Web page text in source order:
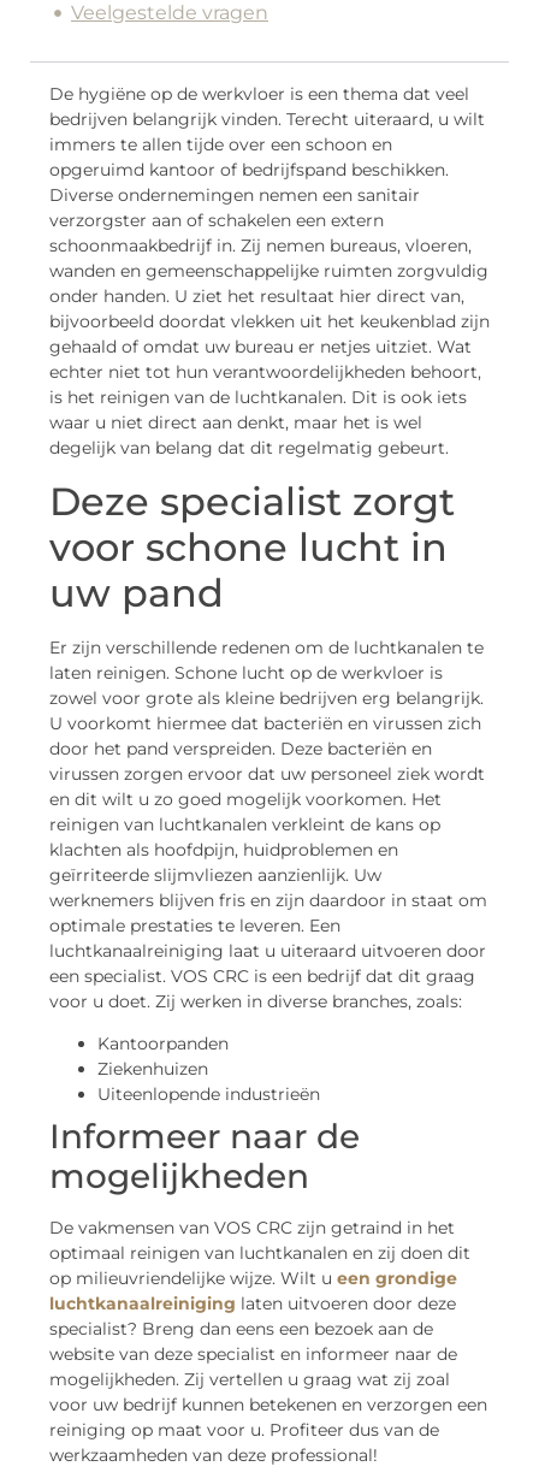
Veelgestelde vragen
De hygiëne op de werkvloer is een thema dat veel
bedrijven belangrijk vinden. Terecht uiteraard, u wilt
immers te allen tijde over een schoon en
opgeruimd kantoor of bedrijfspand beschikken.
Diverse ondernemingen nemen een sanitair
verzorgster aan of schakelen een extern
schoonmaakbedrijf in. Zij nemen bureaus, vloeren,
wanden en gemeenschappelijke ruimten zorgvuldig
onder handen. U ziet het resultaat hier direct van,
bijvoorbeeld doordat vlekken uit het keukenblad zijn
gehaald of omdat uw bureau er netjes uitziet. Wat
echter niet tot hun verantwoordelijkheden behoort,
is het reinigen van de luchtkanalen. Dit is ook iets
waar u niet direct aan denkt, maar het is wel
degelijk van belang dat dit regelmatig gebeurt.
Deze specialist zorgt
voor schone lucht in
uw pand
Er zijn verschillende redenen om de luchtkanalen te
laten reinigen. Schone lucht op de werkvloer is
zowel voor grote als kleine bedrijven erg belangrijk.
U voorkomt hiermee dat bacteriën en virussen zich
door het pand verspreiden. Deze bacteriën en
virussen zorgen ervoor dat uw personeel ziek wordt
en dit wilt u zo goed mogelijk voorkomen. Het
reinigen van luchtkanalen verkleint de kans op
klachten als hoofdpijn, huidproblemen en
geïrriteerde slijmvliezen aanzienlijk. Uw
werknemers blijven fris en zijn daardoor in staat om
optimale prestaties te leveren. Een
luchtkanaalreiniging laat u uiteraard uitvoeren door
een specialist. VOS CRC is een bedrijf dat dit graag
voor u doet. Zij werken in diverse branches, zoals:
Kantoorpanden
Ziekenhuizen
Uiteenlopende industrieën
Informeer naar de
mogelijkheden
De vakmensen van VOS CRC zijn getraind in het
optimaal reinigen van luchtkanalen en zij doen dit
op milieuvriendelijke wijze. Wilt u een grondige
luchtkanaalreiniging laten uitvoeren door deze
specialist? Breng dan eens een bezoek aan de
website van deze specialist en informeer naar de
mogelijkheden. Zij vertellen u graag wat zij zoal
voor uw bedrijf kunnen betekenen en verzorgen een
reiniging op maat voor u. Profiteer dus van de
werkzaamheden van deze professional!